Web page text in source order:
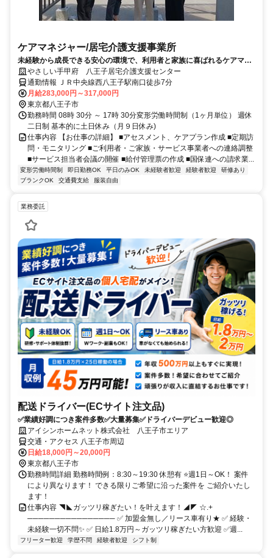
ケアマネジャー/居宅介護支援事業所
未経験から成長できる安心の環境で、利用者と家族に喜ばれるケアマネ
へ やさしい手甲府 八王子居宅介護支援センター
通勤情報 ＪＲ中央線西八王子駅南口徒歩7分
月給283,000円～317,000円
東京都八王子市
勤務時間 08時 30分 ～ 17時 30分変形労働時間制（1ヶ月単位） 週休
二日制 基本的に土日休み（月９日休み)
仕事内容 【お仕事の詳細】 ■アセスメント、ケアプラン作成 ■定期訪
問・モニタリング ■ご利用者・ご家族・サービス事業者への連絡調整
■サービス担当者会議の開催 ■給付管理票の作成 ■国保連への請求業...
変形労働時間制 即日勤務OK 平日のみOK 未経験者歓迎 経験者歓迎
研修あり
ブランクOK
交通費支給 服装自由
業務委託
配送ドライバー(ECサイト注文品)
✅業績好調につき案件多数✅大量募集✅ドライバーデビュー歓迎◎
アイシンホームネット株式会社 八王子市エリア
交通・アクセス 八王子市周辺
日給18,000円～20,000円
東京都八王子市
勤務時間詳細 勤務時間例：8:30～19:30 休憩有 ⭐週1日～OK！ 案件
により異なります！ できる限りご希望に沿った案件を ご紹介いたし
ます！
仕事内容 ◥◣ガッツリ稼ぎたい！を叶えます！◢◤ ☆.+
──────────────── ✅ 加盟金無し／リース車有り★ ✅ 経験・
未経験一切不問✨ ✅ 日給1.8万円～ガッツリ稼ぎたい方歓迎 ✅週...
フリーター歓迎 学歴不問 経験者歓迎 シフト制